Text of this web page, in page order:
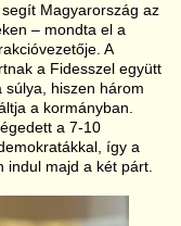
Magyarország az
– mondta el a
A
a Fidesszel együtt
hiszen három
a kormányban.
a 7-10
így a
indul majd a két párt.